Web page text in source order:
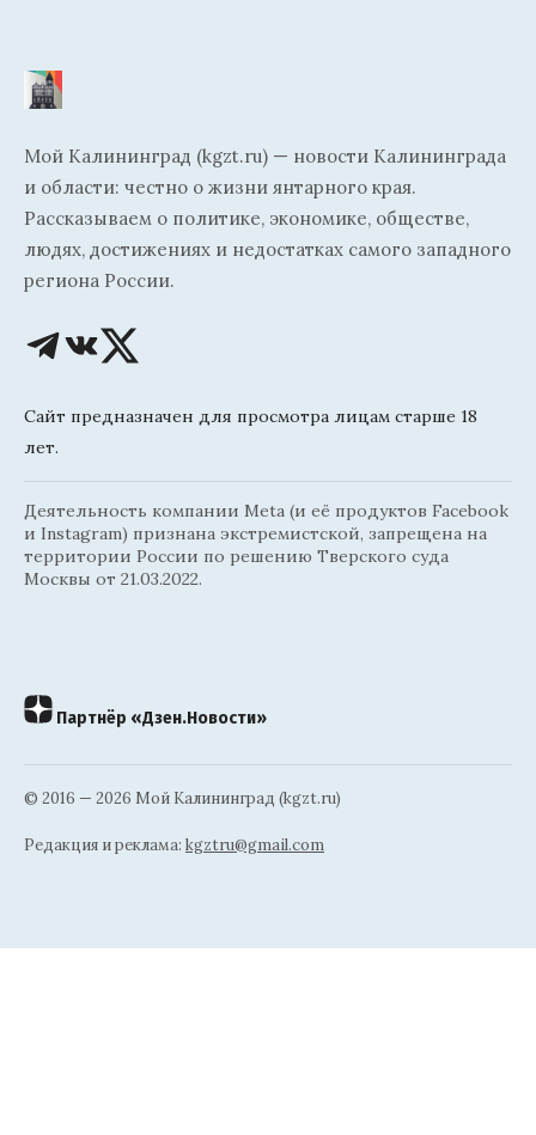
Мой Калининград (kgzt.ru) — новости Калининграда
и области: честно о жизни янтарного края.
Рассказываем о политике, экономике, обществе,
людях, достижениях и недостатках самого западного
региона России.
Сайт предназначен для просмотра лицам старше 18
лет.
Деятельность компании Meta (и её продуктов Facebook
и Instagram) признана экстремистской, запрещена на
территории России по решению Тверского суда
Москвы от 21.03.2022.
Партнёр «Дзен.Новости»
© 2016 — 2026 Мой Калининград (kgzt.ru)
Редакция и реклама: kgztru@gmail.com